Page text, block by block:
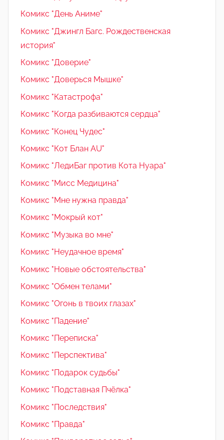
Комикс "День Аниме"
Комикс "Джингл Багс. Рождественская
история"
Комикс "Доверие"
Комикс "Доверься Мышке"
Комикс "Катастрофа"
Комикс "Когда разбиваются сердца"
Комикс "Конец Чудес"
Комикс "Кот Блан AU"
Комикс "ЛедиБаг против Кота Нуара"
Комикс "Мисс Медицина"
Комикс "Мне нужна правда"
Комикс "Мокрый кот"
Комикс "Музыка во мне"
Комикс "Неудачное время"
Комикс "Новые обстоятельства"
Комикс "Обмен телами"
Комикс "Огонь в твоих глазах"
Комикс "Падение"
Комикс "Переписка"
Комикс "Перспектива"
Комикс "Подарок судьбы"
Комикс "Подставная Пчёлка"
Комикс "Последствия"
Комикс "Правда"